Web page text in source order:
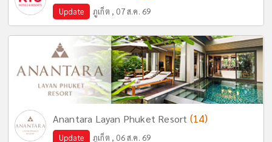
Update ภูเก็ต , 07 ส.ค. 69
Anantara Layan Phuket Resort (14)
Update ภูเก็ต , 06 ส.ค. 69